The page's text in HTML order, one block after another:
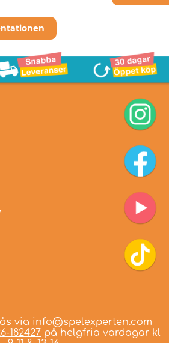
via info@spelexperten.com
182427 på helgfria vardagar kl